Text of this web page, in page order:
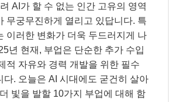
AI가 할 수 없는 인간 고유의 영역
무궁무진하게 열리고 있답니다. 특
이러한 변화가 더욱 두드러지게 나
년 현재, 부업은 단순한 추가 수입
적 자유와 경력 개발을 위한 필수
다. 오늘은 AI 시대에도 굳건히 살아
빛을 발할 10가지 부업에 대해 함